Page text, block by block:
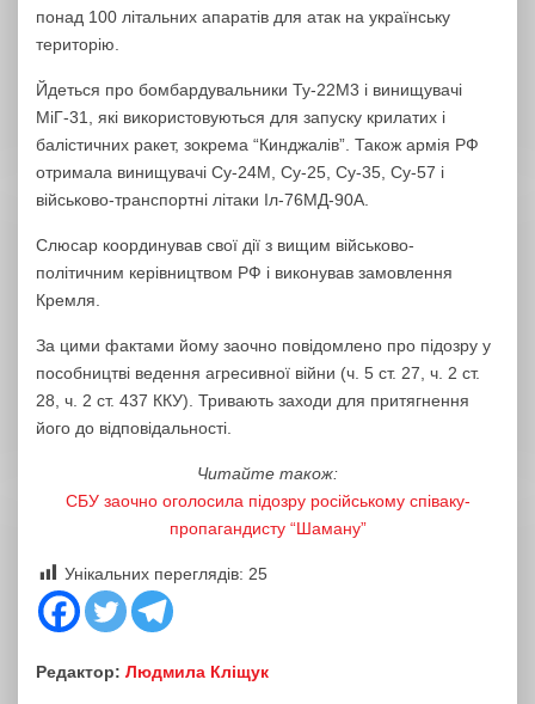
понад 100 літальних апаратів для атак на українську
територію.
Йдеться про бомбардувальники Ту-22М3 і винищувачі
МіГ-31, які використовуються для запуску крилатих і
балістичних ракет, зокрема “Кинджалів”. Також армія РФ
отримала винищувачі Су-24М, Су-25, Су-35, Су-57 і
військово-транспортні літаки Іл-76МД-90А.
Слюсар координував свої дії з вищим військово-
політичним керівництвом РФ і виконував замовлення
Кремля.
За цими фактами йому заочно повідомлено про підозру у
пособництві ведення агресивної війни (ч. 5 ст. 27, ч. 2 ст.
28, ч. 2 ст. 437 ККУ). Тривають заходи для притягнення
його до відповідальності.
Читайте також:
СБУ заочно оголосила підозру російському співаку-
пропагандисту “Шаману”
Унікальних переглядів: 25
Редактор: Людмила Кліщук